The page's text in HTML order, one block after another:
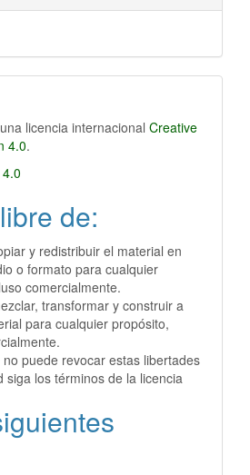
licencia internacional Creative
4.0.
de:
y redistribuir el material en
o formato para cualquier
comercialmente.
transformar y construir a
para cualquier propósito,
puede revocar estas libertades
siga los términos de la licencia